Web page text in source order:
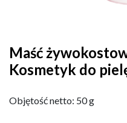
Maść
Kosmetyk do
Objętość netto: 50 g